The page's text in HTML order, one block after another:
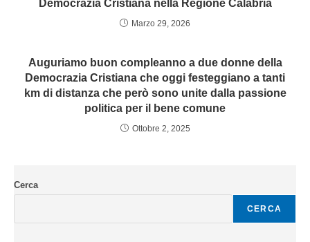
Democrazia Cristiana nella Regione Calabria
Marzo 29, 2026
Auguriamo buon compleanno a due donne della
Democrazia Cristiana che oggi festeggiano a tanti
km di distanza che però sono unite dalla passione
politica per il bene comune
Ottobre 2, 2025
Cerca
CERCA